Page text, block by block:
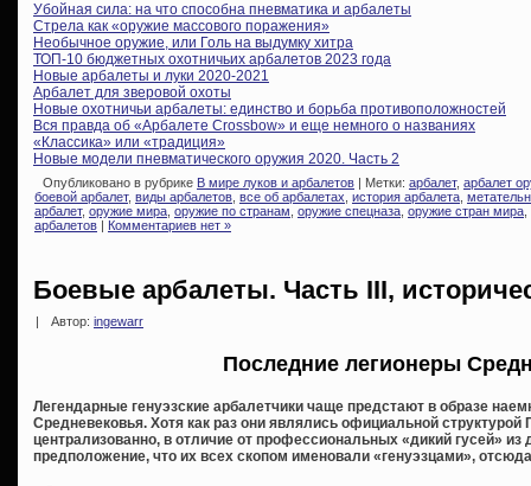
Убойная сила: на что способна пневматика и арбалеты
Стрела как «оружие массового поражения»
Необычное оружие, или Голь на выдумку хитра
ТОП-10 бюджетных охотничьих арбалетов 2023 года
Новые арбалеты и луки 2020-2021
Арбалет для зверовой охоты
Новые охотничьи арбалеты: единство и борьба противоположностей
Вся правда об «Арбалете Crossbow» и еще немного о названиях
«Классика» или «традиция»
Новые модели пневматического оружия 2020. Часть 2
Опубликовано в рубрике В мире луков и арбалетов | Метки: арбалет, арбалет
боевой арбалет, виды арбалетов все об арбалетах история арбалета
арбалет, оружие мира оружие по странам оружие спецназа оружие стран мира
арбалетов | Комментариев нет »
Боевые арбалеты. Часть III,
| Автор: ingewarr
Последние легионеры
Легендарные генуэзские арбалетчики чаще предстают в образе
Средневековья. Хотя как раз они являлись официальной
централизованно, в отличие от профессиональных «дикий гусей» из
предположение, что их всех скопом именовали «генуэзцами»,